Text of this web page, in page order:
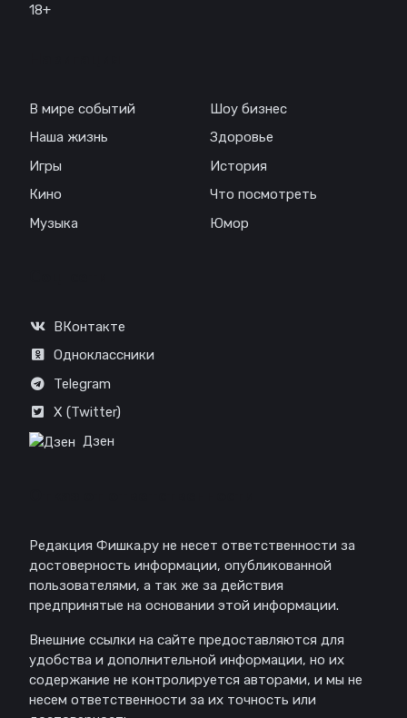
18+
В мире событий
Наша жизнь
Игры
Кино
Музыка
Шоу бизнес
Здоровье
История
Что посмотреть
Юмор
ВКонтакте
Одноклассники
Telegram
X (Twitter)
Дзен
Редакция Фишка.ру не несет ответственности за
достоверность информации, опубликованной
пользователями, а так же за действия
предпринятые на основании этой информации.
Внешние ссылки на сайте предоставляются для
удобства и дополнительной информации, но их
содержание не контролируется авторами, и мы не
несем ответственности за их точность или